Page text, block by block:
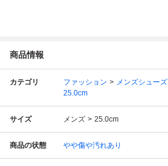
商品情報
カテゴリ ファッション メンズシューズ
25.0cm
サイズ メンズ 25.0cm
商品の状態 やや傷や汚れあり